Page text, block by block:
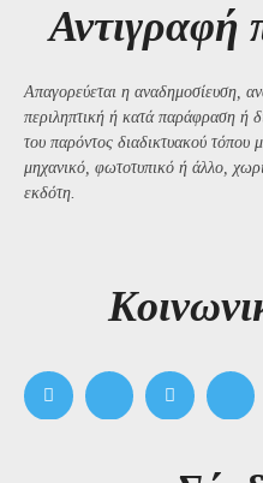
Αντιγραφή
Απαγορεύεται η αναδημοσίευση,
περιληπτική ή κατά παράφραση ή
του παρόντος διαδικτυακού τόπου
μηχανικό, φωτοτυπικό ή άλλο,
εκδότη.